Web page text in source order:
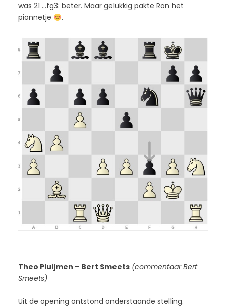
was 21 …fg3: beter. Maar gelukkig pakte Ron het
pionnetje
.
Theo Pluijmen – Bert Smeets (commentaar Bert
Smeets)
Uit de opening ontstond onderstaande stelling.